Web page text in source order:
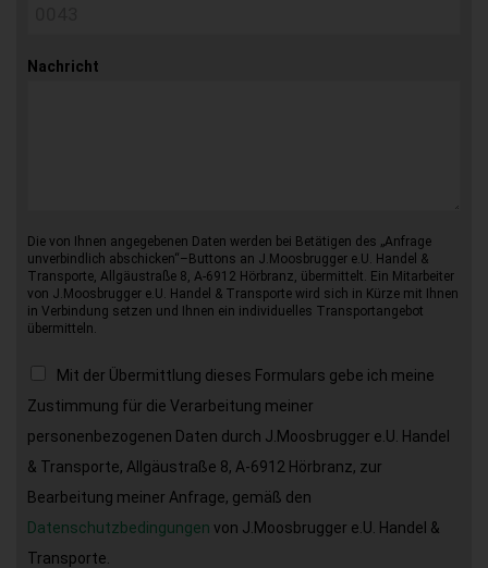
Nachricht
Die von Ihnen angegebenen Daten werden bei Betätigen des „Anfrage
unverbindlich abschicken“–Buttons an J.Moosbrugger e.U. Handel &
Transporte, Allgäustraße 8, A-6912 Hörbranz, übermittelt. Ein Mitarbeiter
von J.Moosbrugger e.U. Handel & Transporte wird sich in Kürze mit Ihnen
in Verbindung setzen und Ihnen ein individuelles Transportangebot
übermitteln.
Mit der Übermittlung dieses Formulars gebe ich meine
Zustimmung für die Verarbeitung meiner
personenbezogenen Daten durch J.Moosbrugger e.U. Handel
& Transporte, Allgäustraße 8, A-6912 Hörbranz, zur
Bearbeitung meiner Anfrage, gemäß den
Datenschutzbedingungen von J.Moosbrugger e.U. Handel &
Transporte.